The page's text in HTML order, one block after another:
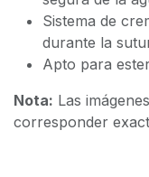
Sistema de
durante la
Apto para
Nota: Las
corresponder